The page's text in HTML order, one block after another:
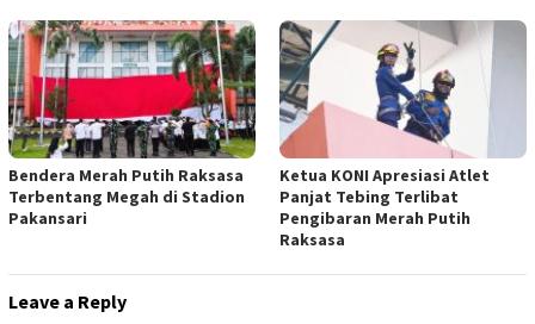
Bendera Merah Putih Raksasa
Terbentang Megah di Stadion
Pakansari
Ketua KONI Apresiasi Atlet
Panjat Tebing Terlibat
Pengibaran Merah Putih
Raksasa
Leave a Reply